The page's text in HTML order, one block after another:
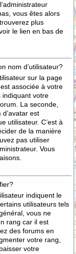
vous êtes alors
plus
le lien en bas de
nom d’utilisateur?
sur la page
associée à votre
indiquant votre
La seconde,
est
utilisateur. C’est à
de la manière
pas utiliser
Vous
indiquent le
utilisateurs tels
vous ne
rang car il est
des forums en
votre rang,
votre